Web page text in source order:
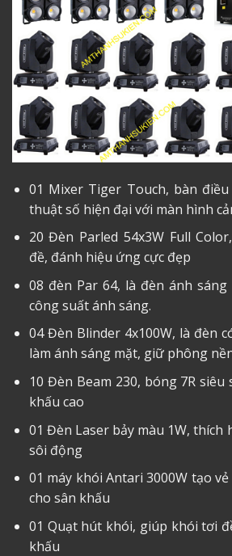
01 Mixer Tiger Touch, bàn
thuật số hiện đại với màn hình
20 Đèn Parled 54x3W Full
đề, đánh hiệu ứng cực đẹp
08 đèn Par 64, là đèn ánh
công suất ánh sáng.
04 Đèn Blinder 4x100W, là đèn
làm ánh sáng mặt, giữ phông
10 Đèn Beam 230, bóng 7R siêu
khấu cao
01 Đèn Laser bảy màu 1W, thích
sôi động
01 máy khói Antari 3000W tạo
cho sân khấu
01 Quạt hút khói, giúp khói tơi
khấu